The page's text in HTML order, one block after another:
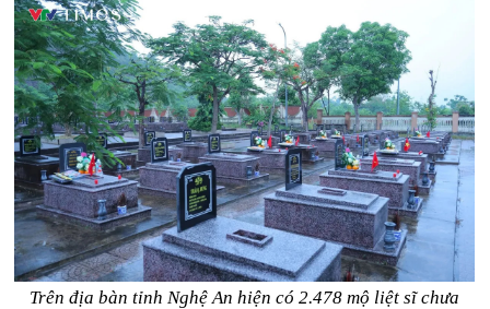
Trên địa bàn tỉnh Nghệ An hiện có 2.478 mộ liệt sĩ chưa